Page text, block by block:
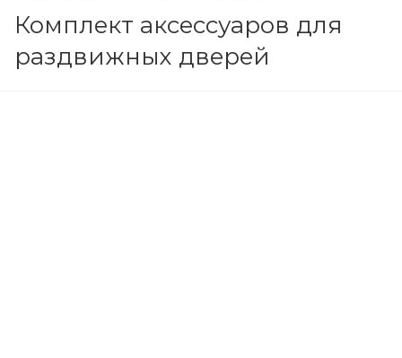
Комплект аксессуаров для
раздвижных дверей